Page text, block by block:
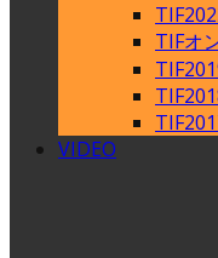
TIFオ
VIDEO